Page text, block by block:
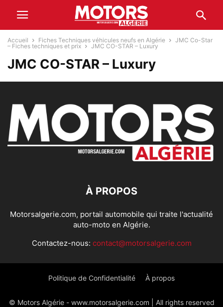
Accueil Fiches Techniques véhicules neufs en Algérie
JMC Co-Star
– Fiches techniques et prix
JMC CO-STAR – Luxury
JMC CO-STAR – Luxury
À PROPOS
Motorsalgerie.com, portail automobile qui traite l'actualité
auto-moto en Algérie.
Contactez-nous: contact@motorsalgerie.com
Politique de Confidentialité À propos
© Motors Algérie - www.motorsalgerie.com | All rights reserved